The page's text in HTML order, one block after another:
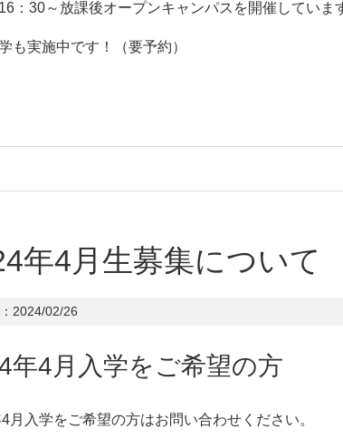
：30～放課後オープンキャンパスを開催していま
も実施中です！（要予約）
年4月生募集について
2024/02/26
年4月入学をご希望の方
月入学をご希望の方はお問い合わせください。